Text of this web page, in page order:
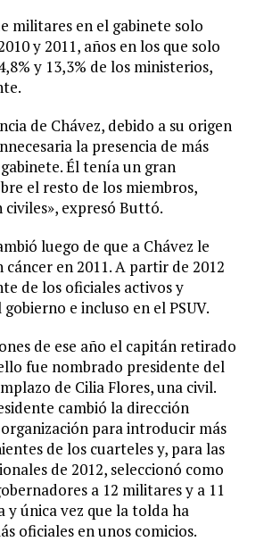
militares en el gabinete solo
y 2011, años en los que solo
y 13,3% de los ministerios,
de Chávez, debido a su origen
la presencia de más
Él tenía un gran
el resto de los miembros,
civiles», expresó Buttó.
luego de que a Chávez le
en 2011. A partir de 2012
de los oficiales activos y
e incluso en el PSUV.
de ese año el capitán retirado
fue nombrado presidente del
de Cilia Flores, una civil.
cambió la dirección
para introducir más
de los cuarteles y, para las
de 2012, seleccionó como
a 12 militares y a 11
y única vez que la tolda ha
oficiales en unos comicios.